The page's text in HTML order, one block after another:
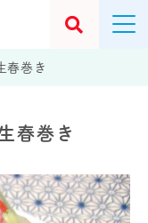
春巻き
春巻き